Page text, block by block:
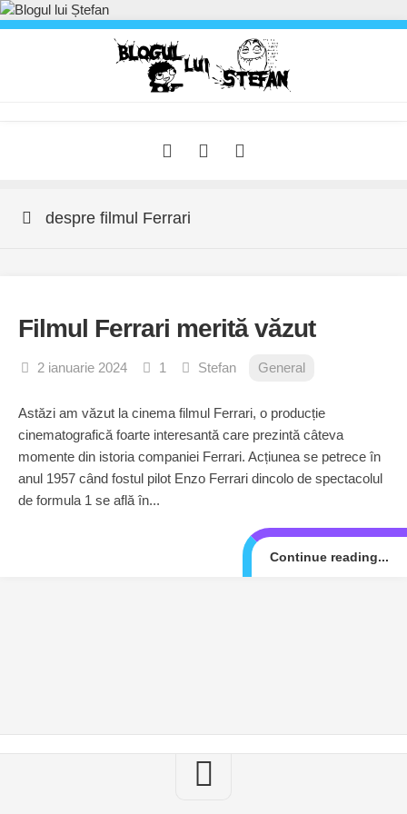
Skip
to
despre filmul Ferrari
Filmul Ferrari merită văzut
2 ianuarie 2024 1 Stefan General
Astăzi am văzut la cinema filmul Ferrari, o producție
cinematografică foarte interesantă care prezintă câteva
momente din istoria companiei Ferrari. Acțiunea se petrece în
anul 1957 când fostul pilot Enzo Ferrari dincolo de spectacolul
de formula 1 se află în...
Continue reading...